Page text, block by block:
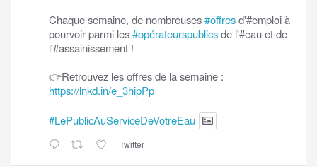
Chaque semaine, de nombreuses#offresd'#emploi à
pourvoir parmi les#opérateurspublicsde l'#eau et de
l'#assainissement !
👉Retrouvez les offres de la semaine :
https://lnkd.in/e_3hipPp
#LePublicAuServiceDeVotreEau
Twitter